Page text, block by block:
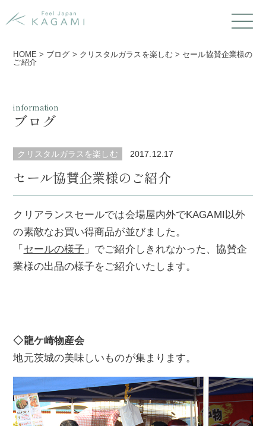
HOME > ブログ > クリスタルガラスを楽しむ > セール協賛企業様の
ご紹介
information
ブログ
クリスタルガラスを楽しむ 2017.12.17
セール協賛企業様のご紹介
クリアランスセールでは会場屋内外でKAGAMI以外
の素敵なお買い得商品が並びました。
「 セールの様子 」でご紹介しきれなかった、協賛企
業様の出品の様子をご紹介いたします。
◇龍ケ崎物産会
地元茨城の美味しいものが集まります。